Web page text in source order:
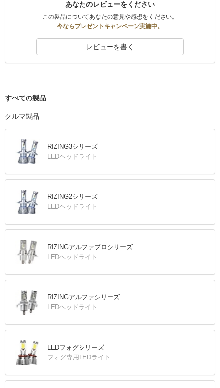
あなたのレビューをください
この製品についてあなたの意見や感想をください。
今ならプレゼントキャンペーン実施中。
レビューを書く
すべての製品
クルマ製品
RIZING3シリーズ
LEDヘッドライト
RIZING2シリーズ
LEDヘッドライト
RIZINGアルファプロシリーズ
LEDヘッドライト
RIZINGアルファシリーズ
LEDヘッドライト
LEDフォグシリーズ
フォグ専用LEDライト